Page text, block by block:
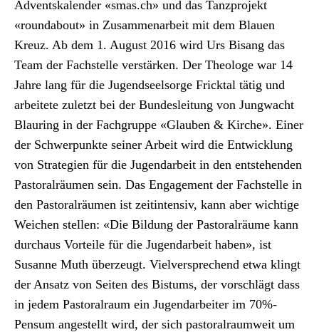
Adventskalen­der «smas.ch» und das Tanzpro­jekt
«round­about» in Zusam­me­nar­beit mit dem Blauen
Kreuz. Ab dem 1. August 2016 wird Urs Bisang das
Team der Fach­stelle ver­stärken. Der The­ologe war 14
Jahre lang für die Jugend­seel­sorge Frick­tal tätig und
arbeit­ete zulet­zt bei der Bun­desleitung von Jung­wacht
Blau­r­ing in der Fach­gruppe «Glauben & Kirche». Ein­er
der Schw­er­punk­te sein­er Arbeit wird die Entwick­lung
von Strate­gien für die Jugen­dar­beit in den entste­hen­den
Pas­toral­räu­men sein. Das Engage­ment der Fach­stelle in
den Pas­toral­räu­men ist zeit­in­ten­siv, kann aber wichtige
Weichen stellen: «Die Bil­dung der Pas­toral­räume kann
dur­chaus Vorteile für die Jugen­dar­beit haben», ist
Susanne Muth überzeugt. Vielver­sprechend etwa klingt
der Ansatz von Seit­en des Bis­tums, der vorschlägt dass
in jedem Pas­toral­raum ein Jugen­dar­beit­er im 70%-
Pensum angestellt wird, der sich pas­toral­raumweit um